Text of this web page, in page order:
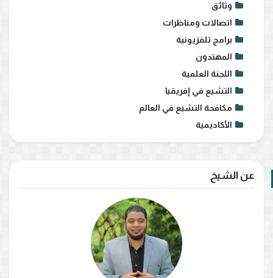
وثائق
اتصالات ومناظرات
برامج تلفزيونية
المهتدون
اللجنة العلمية
التشيع في إفريقيا
مكافحة التشيع في العالم
الأكاديمية
عن الشيخ